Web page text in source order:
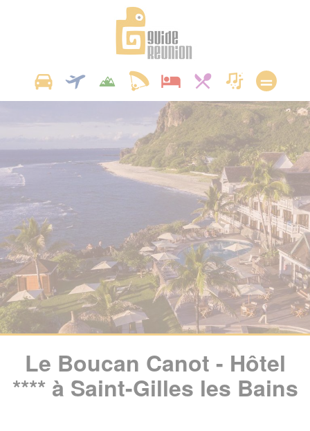
Le Boucan Canot - Hôtel
**** à Saint-Gilles les Bains
Panneau de gestion des cookies